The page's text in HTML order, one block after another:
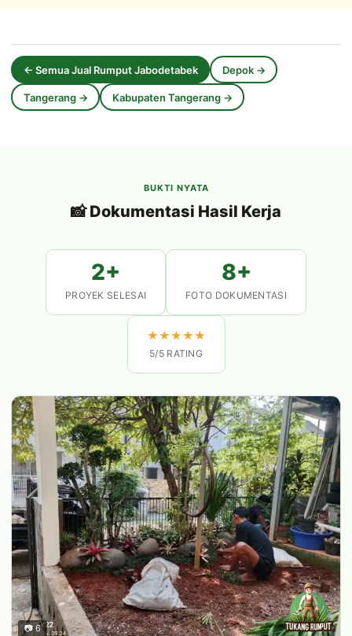
← Semua Jual Rumput Jabodetabek Depok →
Tangerang → Kabupaten Tangerang →
BUKTI NYATA
📸 Dokumentasi Hasil Kerja
2+
PROYEK SELESAI
8+
FOTO DOKUMENTASI
★★★★★
5/5 RATING
📷 6